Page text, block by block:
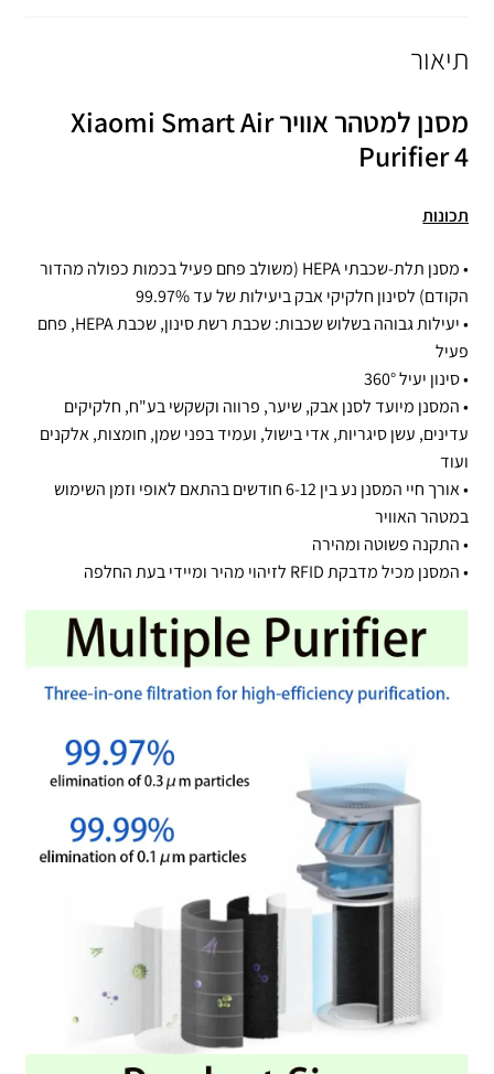
תיאור
מסנן למטהר אוויר Xiaomi Smart Air
Purifier 4
תכונות
• מסנן תלת-שכבתי HEPA (משולב פחם פעיל בכמות כפולה מהדור
הקודם) לסינון חלקיקי אבק ביעילות של עד 99.97%
• יעילות גבוהה בשלוש שכבות: שכבת רשת סינון, שכבת HEPA, פחם
פעיל
• סינון יעיל 360°
• המסנן מיועד לסנן אבק, שיער, פרווה וקשקשי בע"ח, חלקיקים
עדינים, עשן סיגריות, אדי בישול, ועמיד בפני שמן, חומצות, אלקנים
ועוד
• אורך חיי המסנן נע בין 6-12 חודשים בהתאם לאופי וזמן השימוש
במטהר האוויר
• התקנה פשוטה ומהירה
• המסנן מכיל מדבקת RFID לזיהוי מהיר ומיידי בעת החלפה